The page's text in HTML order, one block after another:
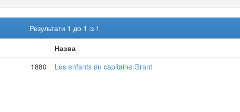
Результати 1 до 1 із 1
Назва
1880
Les enfants du capitaine Grant